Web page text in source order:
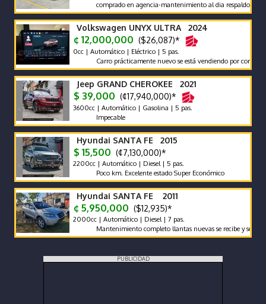
comprado en agencia-mantenimiento al dia respaldo -pocos
Volkswagen UNYX ULTRA 2024
¢ 12,000,000 ($26,087)*
0cc | Automático | Eléctrico | 5 pas.
Carro prácticamente nuevo se está vendiendo por compra de
Jeep GRAND CHEROKEE 2021
$ 39,000 (¢17,940,000)*
3600cc | Automático | Gasolina | 5 pas.
Impecable
Hyundai SANTA FE 2015
$ 15,500 (¢7,130,000)*
2200cc | Automático | Diesel | 5 pas.
Poco km. Excelente estado Super Económico
Hyundai SANTA FE 2011
¢ 5,950,000 ($12,935)*
2000cc | Automático | Diesel | 7 pas.
Mantenimiento completo llantas nuevas se recibe y se financia
PUBLICIDAD